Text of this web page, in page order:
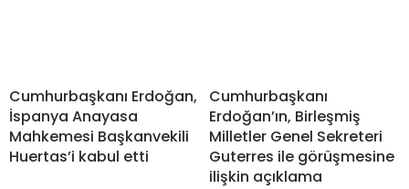
Cumhurbaşkanı Erdoğan,
İspanya Anayasa
Mahkemesi Başkanvekili
Huertas’i kabul etti
Cumhurbaşkanı
Erdoğan’ın, Birleşmiş
Milletler Genel Sekreteri
Guterres ile görüşmesine
ilişkin açıklama